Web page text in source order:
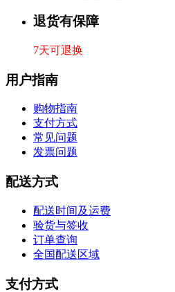
退货有保障
7天可退换
用户指南
购物指南
支付方式
常见问题
发票问题
配送方式
配送时间及运费
验货与签收
订单查询
全国配送区域
支付方式